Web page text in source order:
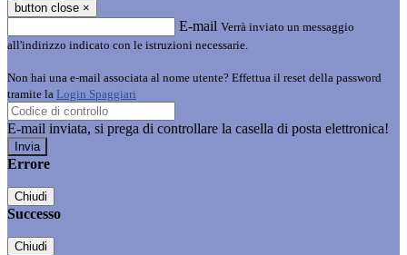
button close ×
E-mail Verrà inviato un messaggio
all'indirizzo indicato con le istruzioni necessarie.
Non hai una e-mail associata al nome utente? Effettua il reset della password
tramite la Login Spaggiari
E-mail inviata, si prega di controllare la casella di posta elettronica!
Errore
Chiudi
Successo
Chiudi